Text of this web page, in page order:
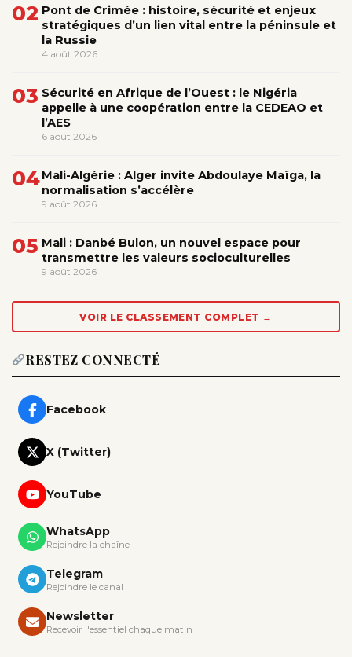
02 Pont de Crimée : histoire, sécurité et enjeux
stratégiques d’un lien vital entre la péninsule et
la Russie
4 août 2026
03 Sécurité en Afrique de l’Ouest : le Nigéria
appelle à une coopération entre la CEDEAO et
l’AES
6 août 2026
04Mali-Algérie : Alger invite Abdoulaye Maïga, la
normalisation s’accélère
9 août 2026
05 Mali : Danbé Bulon, un nouvel espace pour
transmettre les valeurs socioculturelles
9 août 2026
VOIR LE CLASSEMENT COMPLET →
RESTEZ CONNECTÉ
Facebook
X (Twitter)
YouTube
WhatsApp
Rejoindre la chaîne
Telegram
Rejoindre le canal
Newsletter
Recevoir l'essentiel chaque matin